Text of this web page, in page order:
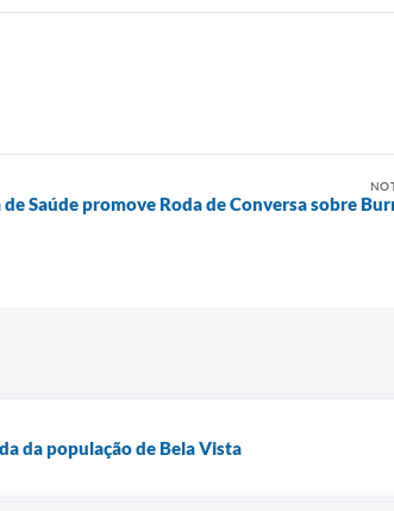
de Saúde promove Roda de Conversa sobre
da população de Bela Vista